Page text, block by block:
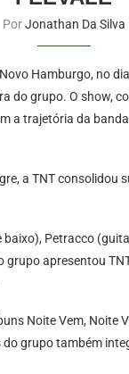
PorJonathan Da Silva
Hamburgo, no
do grupo. O show,
a trajetória da
a TNT
Petracco
grupo apresentou
Noite Vem, Noite
grupo também